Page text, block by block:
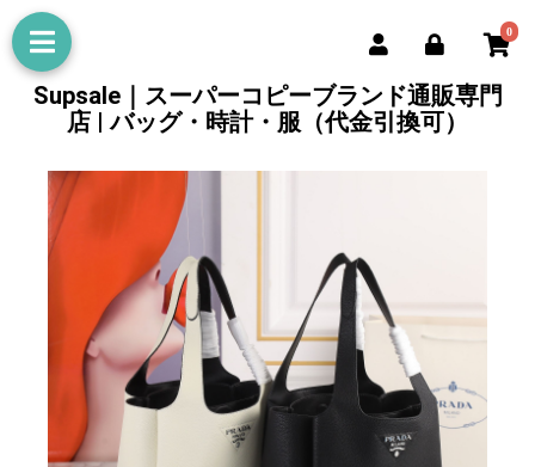
0
Supsale｜スーパーコピーブランド通販専門
店 | バッグ・時計・服（代金引換可）